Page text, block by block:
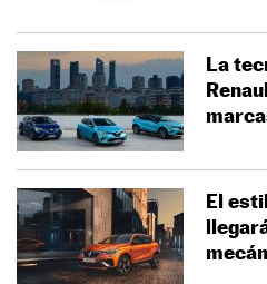
La
El